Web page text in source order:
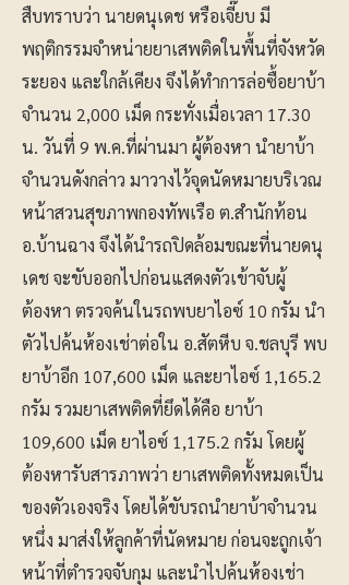
สืบทราบว่า นายดนุเดช หรือเจี๊ยบ มี
พฤติกรรมจำหน่ายยาเสพติดในพื้นที่จังหวัด
ระยอง และใกล้เคียง จึงได้ทำการล่อซื้อยาบ้า
จำนวน 2,000 เม็ด กระทั่งเมื่อเวลา 17.30
น. วันที่ 9 พ.ค.ที่ผ่านมา ผู้ต้องหา นำยาบ้า
จำนวนดังกล่าว มาวางไว้จุดนัดหมายบริเวณ
หน้าสวนสุขภาพกองทัพเรือ ต.สำนักท้อน
อ.บ้านฉาง จึงได้นำรถปิดล้อมขณะที่นายดนุ
เดช จะขับออกไปก่อนแสดงตัวเข้าจับผู้
ต้องหา ตรวจค้นในรถพบยาไอซ์ 10 กรัม นำ
ตัวไปค้นห้องเช่าต่อใน อ.สัตหีบ จ.ชลบุรี พบ
ยาบ้าอีก 107,600 เม็ด และยาไอซ์ 1,165.2
กรัม รวมยาเสพติดที่ยึดได้คือ ยาบ้า
109,600 เม็ด ยาไอซ์ 1,175.2 กรัม โดยผู้
ต้องหารับสารภาพว่า ยาเสพติดทั้งหมดเป็น
ของตัวเองจริง โดยได้ขับรถนำยาบ้าจำนวน
หนึ่ง มาส่งให้ลูกค้าที่นัดหมาย ก่อนจะถูกเจ้า
หน้าที่ตำรวจจับกุม และนำไปค้นห้องเช่า